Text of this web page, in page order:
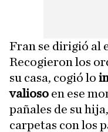
Fran se dirigió al
Recogieron los
su casa, cogió lo
valioso en ese
pañales de su
carpetas con los